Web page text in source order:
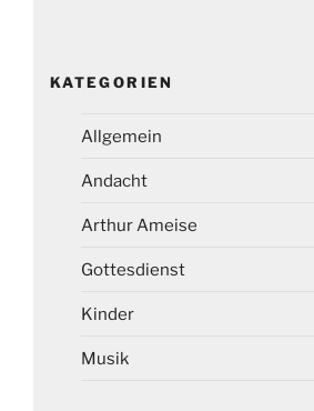
KATEGORIEN
Allgemein
Andacht
Arthur Ameise
Gottesdienst
Kinder
Musik